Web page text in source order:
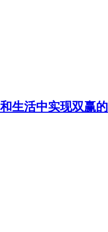
生活中实现双赢的